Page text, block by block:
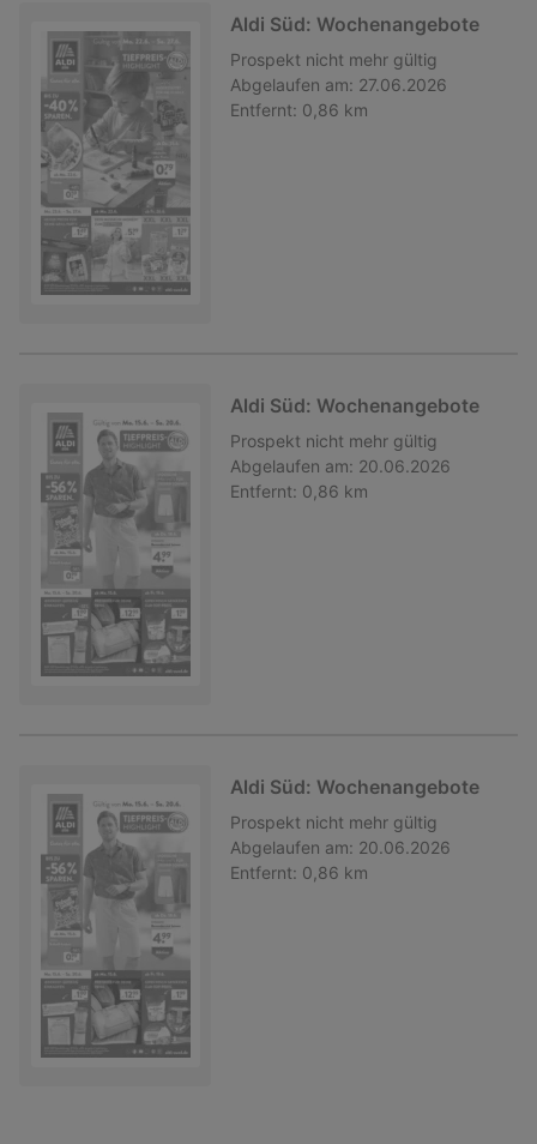
Aldi Süd: Wochenangebote
Prospekt nicht mehr gültig
Abgelaufen am: 27.06.2026
Entfernt: 0,86 km
Aldi Süd: Wochenangebote
Prospekt nicht mehr gültig
Abgelaufen am: 20.06.2026
Entfernt: 0,86 km
Aldi Süd: Wochenangebote
Prospekt nicht mehr gültig
Abgelaufen am: 20.06.2026
Entfernt: 0,86 km